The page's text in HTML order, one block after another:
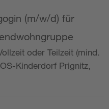
(m/w/d) für
oder Teilzeit (mind.
Kinderdorf Prignitz,